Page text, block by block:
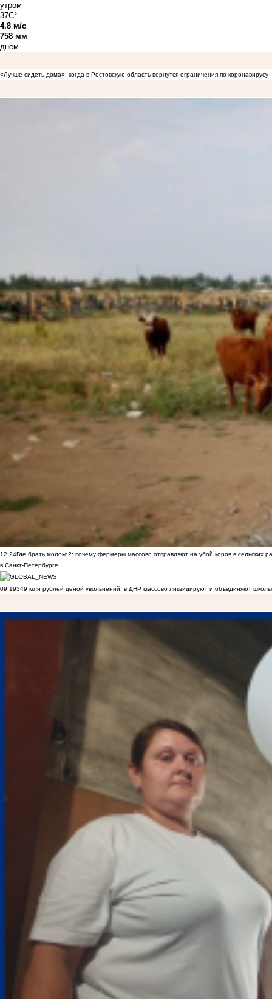
утром
37C°
4.8 м/с
758 мм
днём
«Лучше сидеть дома»: когда в Ростовскую область вернутся ограничения по коронавирусу
12:24Где брать молоко?: почему фермеры массово отправляют на убой коров в сельских
в Санкт-Петербурге
09:19349 млн рублей ценой увольнений: в ДНР массово ликвидируют и объединяют